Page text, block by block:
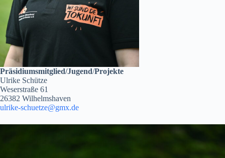
Präsidiumsmitglied/Jugend/Projekte
Ulrike Schütze
Weserstraße 61
26382 Wilhelmshaven
ulrike-schuetze@gmx.de